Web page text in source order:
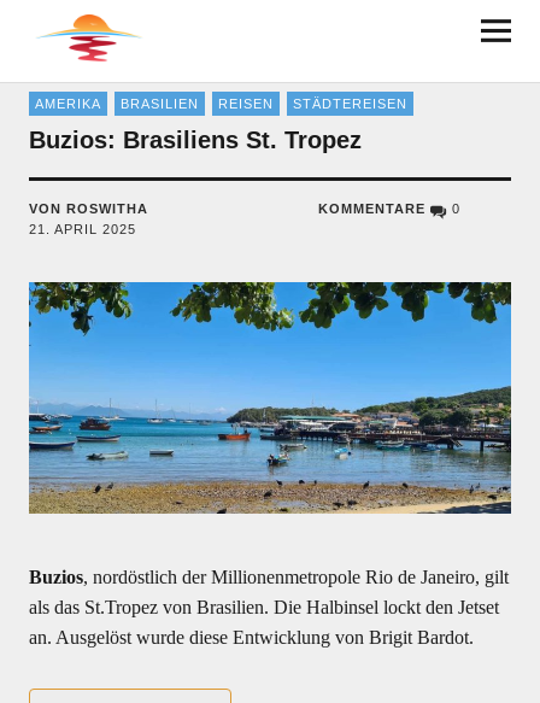
BRUDER AUF ACHSE
AMERIKA BRASILIEN REISEN STÄDTEREISEN
Buzios: Brasiliens St. Tropez
VON ROSWITHA
21. APRIL 2025
KOMMENTARE 0
Buzios, nordöstlich der Millionenmetropole Rio de Janeiro, gilt
als das St.Tropez von Brasilien. Die Halbinsel lockt den Jetset
an. Ausgelöst wurde diese Entwicklung von Brigit Bardot.